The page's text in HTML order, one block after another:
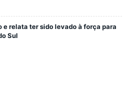
e relata ter sido levado à força para
Sul